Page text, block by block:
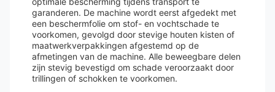
garanderen. De machine wordt eerst afgedekt met
een beschermfolie om stof- en vochtschade te
voorkomen, gevolgd door stevige houten kisten of
maatwerkverpakkingen afgestemd op de
afmetingen van de machine. Alle beweegbare delen
zijn stevig bevestigd om schade veroorzaakt door
trillingen of schokken te voorkomen.